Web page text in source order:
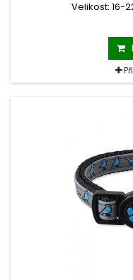
Velikost: 16-